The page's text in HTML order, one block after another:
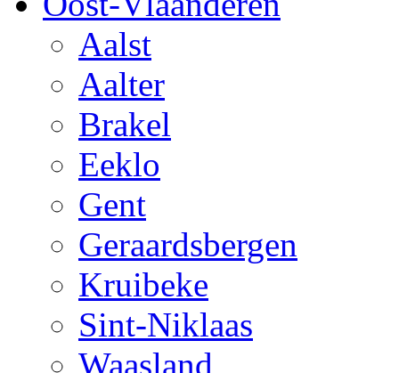
Aalst
Aalter
Brakel
Eeklo
Gent
Geraardsbergen
Kruibeke
Sint-Niklaas
Waasland